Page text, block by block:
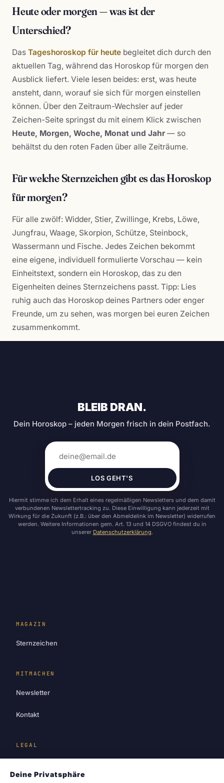
Heute oder morgen — was ist der
Unterschied?
Das Tageshoroskop für heute begleitet dich durch den
aktuellen Tag, während das Horoskop für morgen den
Ausblick liefert. Viele lesen beides: erst, was heute
ansteht, dann, worauf sie sich für morgen einstellen
können. Über den Zeitraum-Wechsler auf jeder
Zeichen-Seite springst du mit einem Klick zwischen
Heute, Morgen, Woche, Monat und Jahr — so
behältst du den roten Faden über alle Zeiträume.
Für welche Sternzeichen gibt es das Horoskop
für morgen?
Für alle zwölf: Widder, Stier, Zwillinge, Krebs, Löwe,
Jungfrau, Waage, Skorpion, Schütze, Steinbock,
Wassermann und Fische. Jedes Zeichen bekommt
eine eigene, individuell formulierte Vorschau — kein
Einheitstext, sondern ein Horoskop, das zu den
Eigenheiten deines Sternzeichens passt. Tipp: Lies
ruhig auch das Horoskop deines Partners oder enger
Freunde, um zu sehen, was morgen bei euren Zeichen
zusammenkommt.
BLEIB DRAN.
Dein Horoskop – jeden Morgen frisch in dein Postfach.
LOS GEHT'S
Hiermit stimme ich dem Erhalt eines regelmäßigen Newsletters und dem damit
verbundenen Newslettertracking zu. Diese Einwilligung kann jederzeit mit
Wirkung für die Zukunft (z.B.: über den Abmeldelink im Newsletter) widerrufen
werden. Weitere Informationen gem. Art. 13 und 14 DSGVO findest du in
unserer Datenschutzerklärung.
MAGAZIN
Sternzeichen
MITMACHEN
Newsletter
Kontakt
LEGAL
Deine Privatsphäre